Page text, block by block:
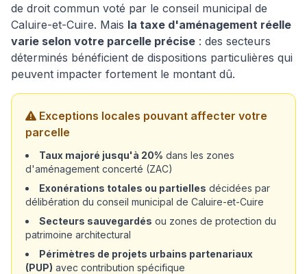
de droit commun voté par le conseil municipal de
Caluire-et-Cuire. Mais la taxe d'aménagement réelle
varie selon votre parcelle précise : des secteurs
déterminés bénéficient de dispositions particulières qui
peuvent impacter fortement le montant dû.
Exceptions locales pouvant affecter votre
parcelle
Taux majoré jusqu'à 20% dans les zones
d'aménagement concerté (ZAC)
Exonérations totales ou partielles décidées par
délibération du conseil municipal de Caluire-et-Cuire
Secteurs sauvegardés ou zones de protection du
patrimoine architectural
Périmètres de projets urbains partenariaux
(PUP) avec contribution spécifique